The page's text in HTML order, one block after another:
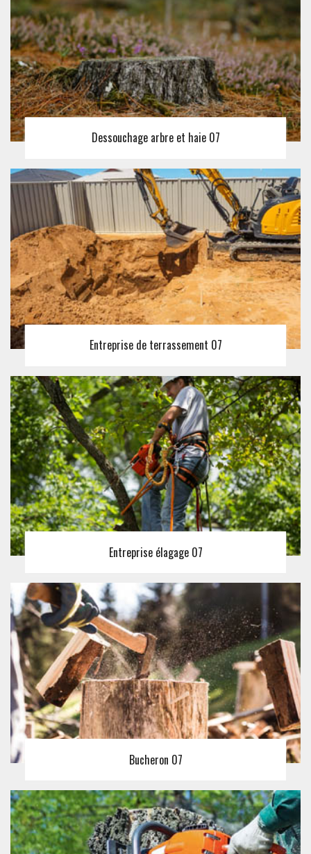
Dessouchage arbre et haie 07
Entreprise de terrassement 07
Entreprise élagage 07
Bucheron 07